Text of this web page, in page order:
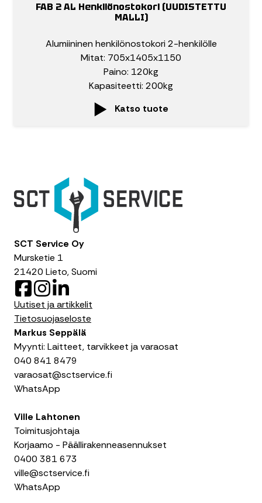
FAB 2 AL Henkilönostokori (UUDISTETTU
MALLI)
Alumiininen henkilönostokori 2-henkilölle
Mitat: 705x1405x1150
Paino: 120kg
Kapasiteetti: 200kg
Katso tuote
SCT Service Oy
Mursketie 1
21420 Lieto, Suomi
F
a
e
o
k
n
s
t
g
a
m
i
n
k
d
Uutiset ja artikkelit
Tietosuojaseloste
Markus Seppälä
Myynti: Laitteet, tarvikkeet ja varaosat
040 841 8479
varaosat@sctservice.fi
WhatsApp
Ville Lahtonen
Toimitusjohtaja
Korjaamo - Päällirakenneasennukset
0400 381 673
ville@sctservice.fi
WhatsApp